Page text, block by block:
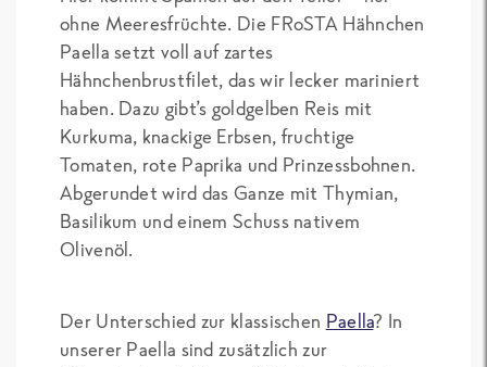
ohne Meeresfrüchte. Die FRoSTA Hähnchen
Paella setzt voll auf zartes
Hähnchenbrustfilet, das wir lecker mariniert
haben. Dazu gibt’s goldgelben Reis mit
Kurkuma, knackige Erbsen, fruchtige
Tomaten, rote Paprika und Prinzessbohnen.
Abgerundet wird das Ganze mit Thymian,
Basilikum und einem Schuss nativem
Olivenöl.
Der Unterschied zur klassischen Paella? In
unserer Paella sind zusätzlich zur